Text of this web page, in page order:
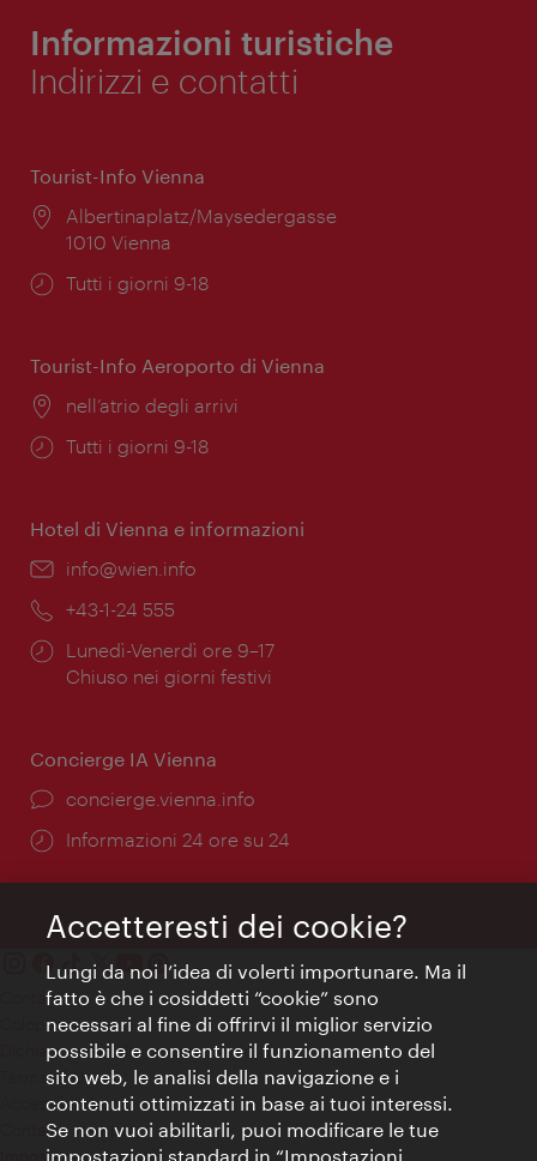
Informazioni turistiche
Indirizzi e contatti
Tourist-Info Vienna
Posizione:
Albertinaplatz/Maysedergasse
1010 Vienna
Orari
Tutti i giorni 9-18
Tourist-Info Aeroporto di Vienna
Posizione:
nell’atrio degli arrivi
Orari
Tutti i giorni 9-18
Hotel di Vienna e informazioni
Email:
info@wien.info
Telefono:
+43-1-24 555
Orari
di
Lunedì-Venerdì ore 9–17
Chiuso nei giorni festivi
Concierge IA Vienna
Ort:
concierge.vienna.info
Öffnungszeiten:
Informazioni 24 ore su 24
Contatti
Colophon
Dichiarazione sulla protezione dei dati
Terms of Use
Accessibilità
Contatto stampa
Impostazioni cookie
Accetteresti dei cookie?
Lungi da noi l’idea di volerti importunare. Ma il
fatto è che i cosiddetti “cookie” sono
necessari al fine di offrirvi il miglior servizio
possibile e consentire il funzionamento del
sito web, le analisi della navigazione e i
contenuti ottimizzati in base ai tuoi interessi.
Se non vuoi abilitarli, puoi modificare le tue
impostazioni standard in “Impostazioni